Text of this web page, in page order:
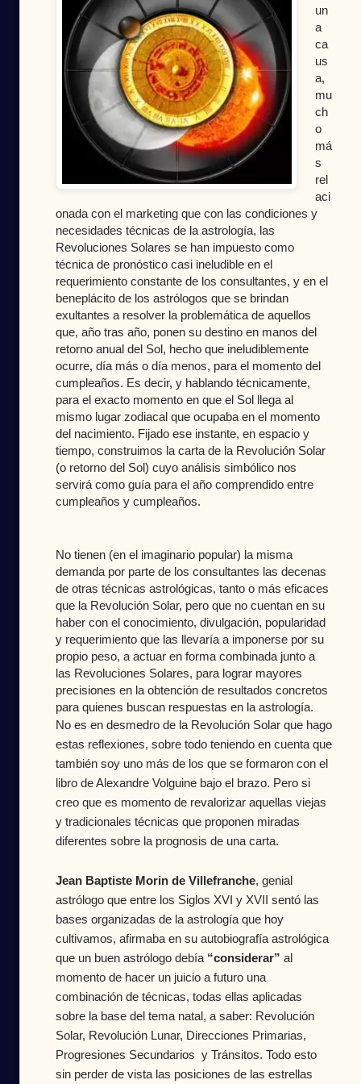
un
a
ca
us
a,
mu
ch
o
má
s
rel
aci
onada con el marketing que con las condiciones y
necesidades técnicas de la astrología, las
Revoluciones Solares se han impuesto como
técnica de pronóstico casi ineludible en el
requerimiento constante de los consultantes, y en el
beneplácito de los astrólogos que se brindan
exultantes a resolver la problemática de aquellos
que, año tras año, ponen su destino en manos del
retorno anual del Sol, hecho que ineludiblemente
ocurre, día más o día menos, para el momento del
cumpleaños. Es decir, y hablando técnicamente,
para el exacto momento en que el Sol llega al
mismo lugar zodiacal que ocupaba en el momento
del nacimiento. Fijado ese instante, en espacio y
tiempo, construimos la carta de la Revolución Solar
(o retorno del Sol) cuyo análisis simbólico nos
servirá como guía para el año comprendido entre
cumpleaños y cumpleaños.
No tienen (en el imaginario popular) la misma
demanda por parte de los consultantes las decenas
de otras técnicas astrológicas, tanto o más eficaces
que la Revolución Solar, pero que no cuentan en su
haber con el conocimiento, divulgación, popularidad
y requerimiento que las llevaría a imponerse por su
propio peso, a actuar en forma combinada junto a
las Revoluciones Solares, para lograr mayores
precisiones en la obtención de resultados concretos
para quienes buscan respuestas en la astrología.
No es en desmedro de la Revolución Solar que hago
estas reflexiones, sobre todo teniendo en cuenta que
también soy uno más de los que se formaron con el
libro de Alexandre Volguine bajo el brazo. Pero si
creo que es momento de revalorizar aquellas viejas
y tradicionales técnicas que proponen miradas
diferentes sobre la prognosis de una carta.
Jean Baptiste Morin de Villefranche, genial
astrólogo que entre los Siglos XVI y XVII sentó las
bases organizadas de la astrología que hoy
cultivamos, afirmaba en su autobiografía astrológica
que un buen astrólogo debía “considerar” al
momento de hacer un juicio a futuro una
combinación de técnicas, todas ellas aplicadas
sobre la base del tema natal, a saber: Revolución
Solar, Revolución Lunar, Direcciones Primarias,
Progresiones Secundarios  y Tránsitos. Todo esto
sin perder de vista las posiciones de las estrellas